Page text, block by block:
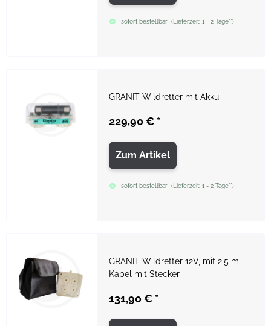
sofort bestellbar (Lieferzeit:1 - 2 Tage**)
GRANIT Wildretter mit Akku
229,90 € *
Zum Artikel
sofort bestellbar (Lieferzeit:1 - 2 Tage**)
GRANIT Wildretter 12V, mit 2,5 m
Kabel mit Stecker
131,90 € *